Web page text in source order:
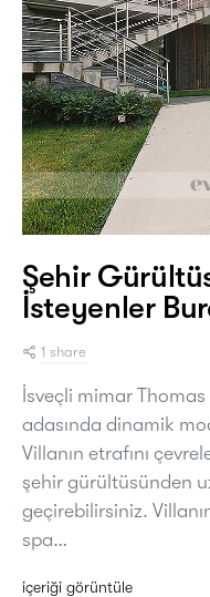
Şehir
İsteyenler
1 share
İsveçli mimar
adasında dinamik
Villanın etrafını
şehir gürültüsünden
geçirebilirsiniz.
spa…
içeriği görüntüle